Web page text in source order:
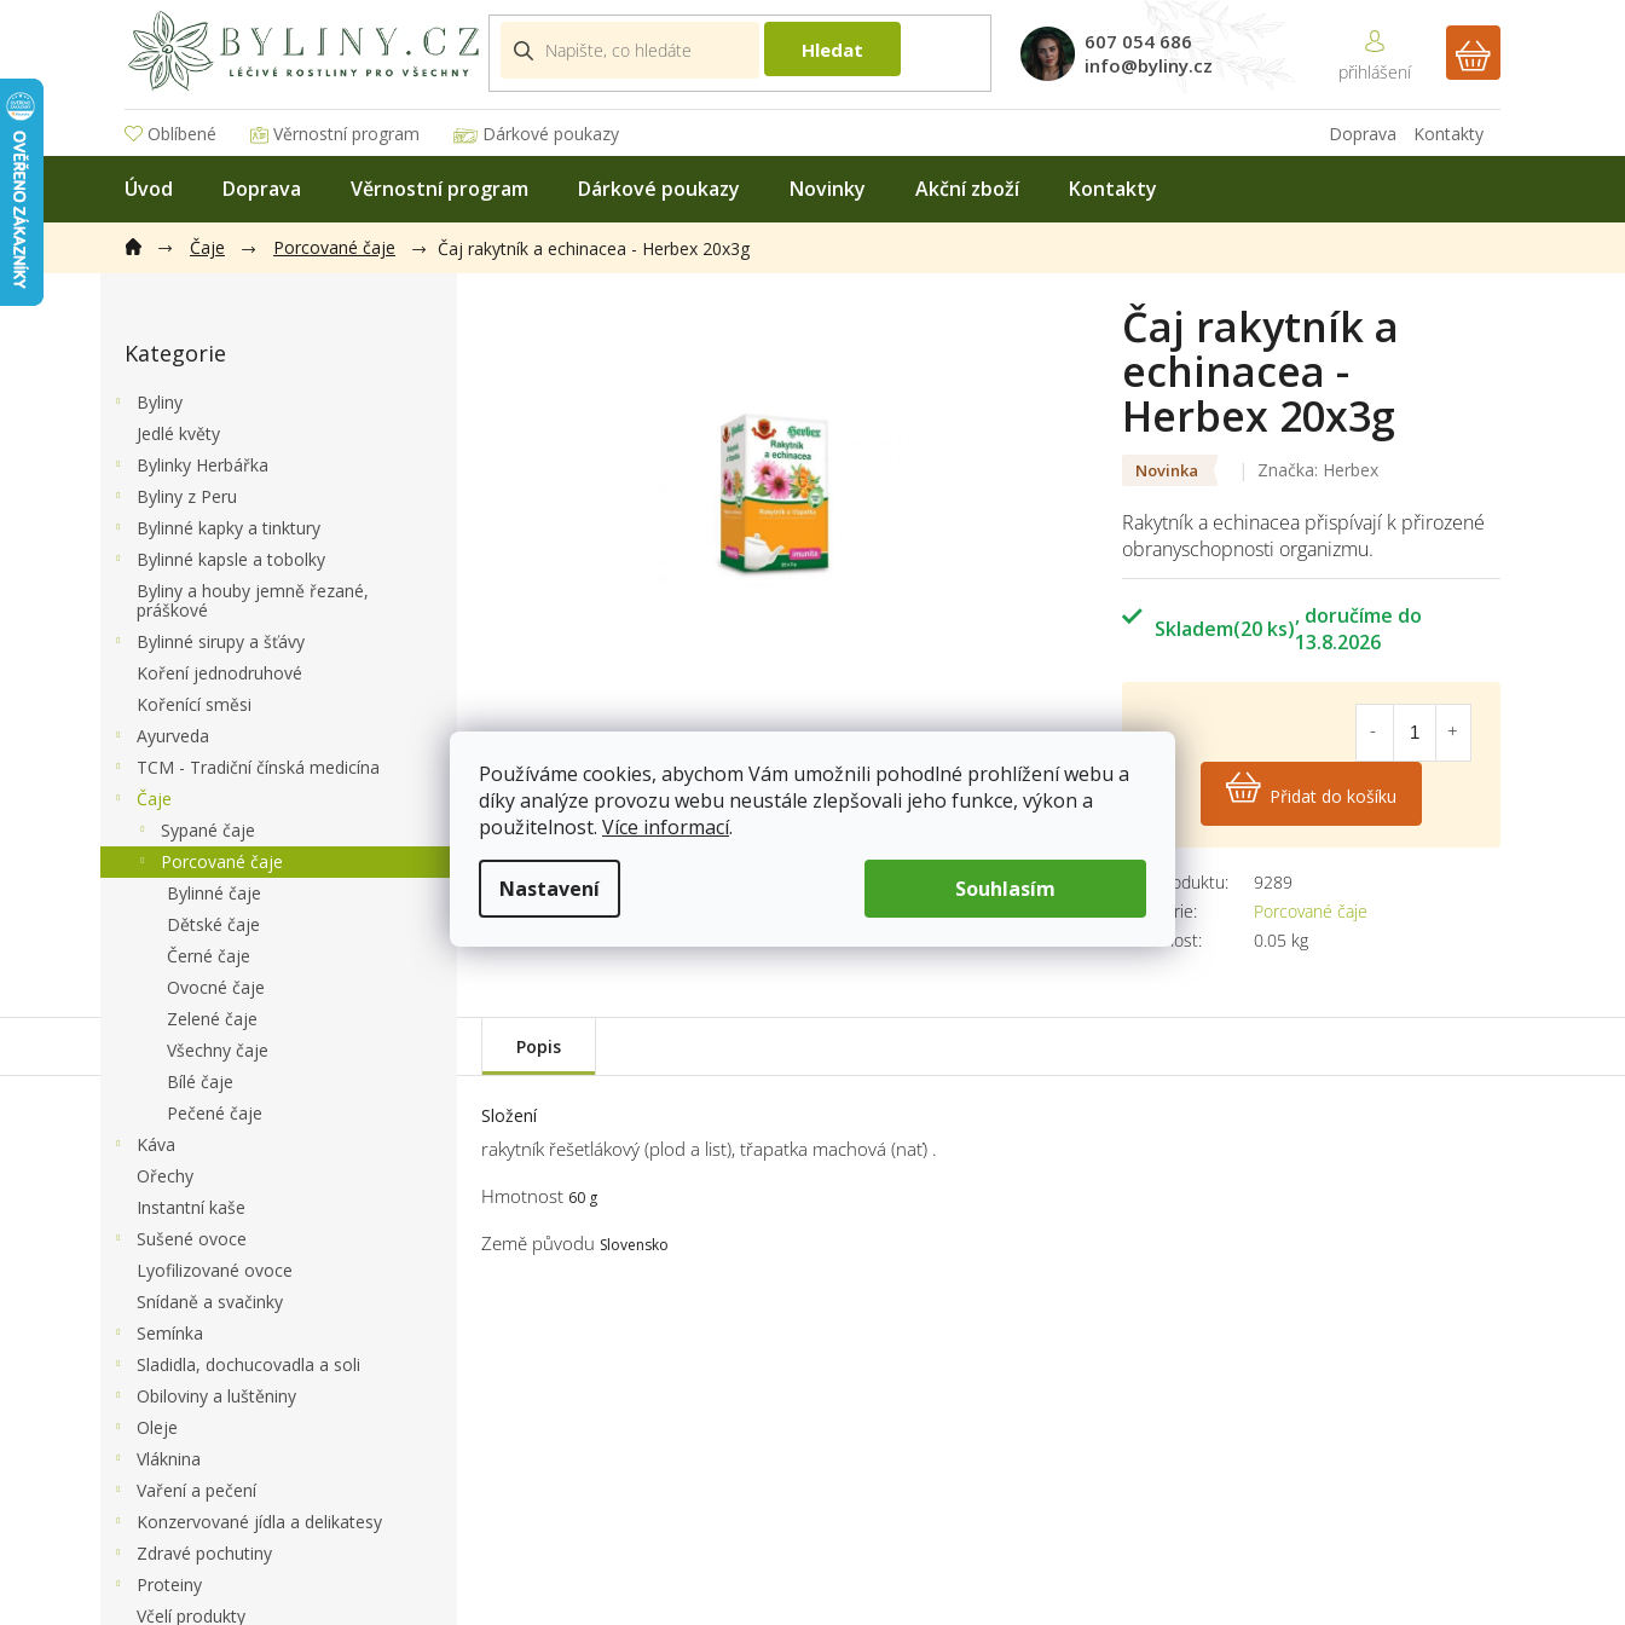
Používáme cookies, abychom Vám umožnili pohodlné prohlížení webu a
díky analýze provozu webu neustále zlepšovali jeho funkce, výkon a
použitelnost. Více informací.
Nastavení Souhlasím
Hledat
607 054 686
info@byliny.cz
NÁKUPNÍ
Oblíbené Věrnostní program Dárkové poukazy Kontakty
Doprava
Úvod Doprava Věrnostní program Dárkové poukazy Novinky Akční zboží Kontakty
Čaje Porcované čaje Čaj rakytník a echinacea - Herbex 20x3g
kategorie
Kategorie
Byliny
Jedlé květy
Bylinky Herbářka
Byliny z Peru
Bylinné kapky a tinktury
Bylinné kapsle a tobolky
Byliny a houby jemně řezané,
práškové
Bylinné sirupy a šťávy
Koření jednodruhové
Kořenící směsi
Ayurveda
TCM - Tradiční čínská medicína
Čaje
Sypané čaje
Porcované čaje
Bylinné čaje
Dětské čaje
Černé čaje
Ovocné čaje
Zelené čaje
Všechny čaje
Bílé čaje
Pečené čaje
Káva
Ořechy
Instantní kaše
Sušené ovoce
Lyofilizované ovoce
Snídaně a svačinky
Semínka
Sladidla, dochucovadla a soli
Obiloviny a luštěniny
Oleje
Vláknina
Vaření a pečení
Konzervované jídla a delikatesy
Zdravé pochutiny
Proteiny
Včelí produkty
Skladem(20 ks)13.8.2026
Rakytník a echinacea přispívají k přirozené
obranyschopnosti organizmu.
Čaj rakytník a
echinacea -
Herbex 20x3g
Novinka Značka: Herbex
Kód produktu:
9289
Kategorie:
Porcované čaje
Hmotnost: 0.05 kg
57
Přidat do košíku
Popis
Složení
rakytník řešetlákový (plod a list), třapatka machová (nať) .
Hmotnost 60 g
Země původu Slovensko